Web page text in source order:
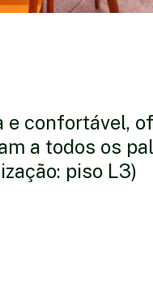
e confortável,
a todos os
piso L3)